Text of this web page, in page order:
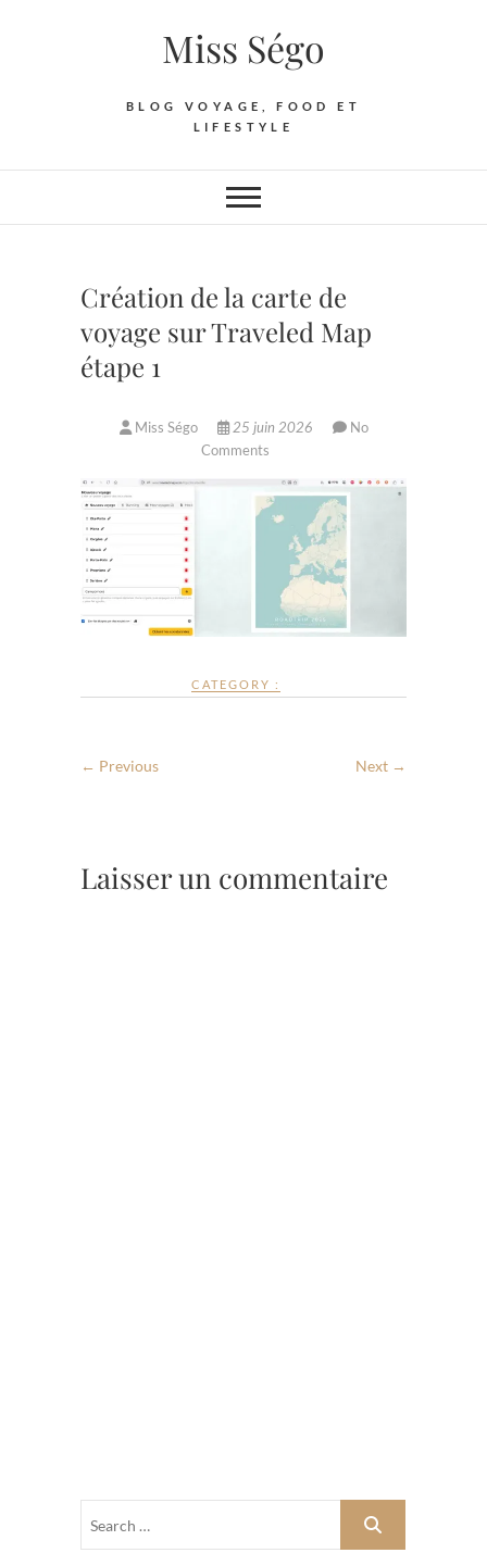
Miss Ségo
BLOG VOYAGE, FOOD ET
LIFESTYLE
Création de la carte de
voyage sur Traveled Map
étape 1
Miss Ségo 25 juin 2026
No
Comments
CATEGORY :
← Previous Next →
Laisser un commentaire